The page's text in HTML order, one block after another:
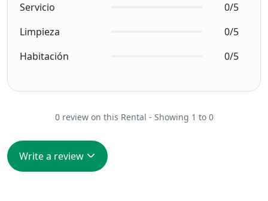
Servicio
0/5
Limpieza
0/5
Habitación
0/5
0 review on this Rental - Showing 1 to 0
Write a review